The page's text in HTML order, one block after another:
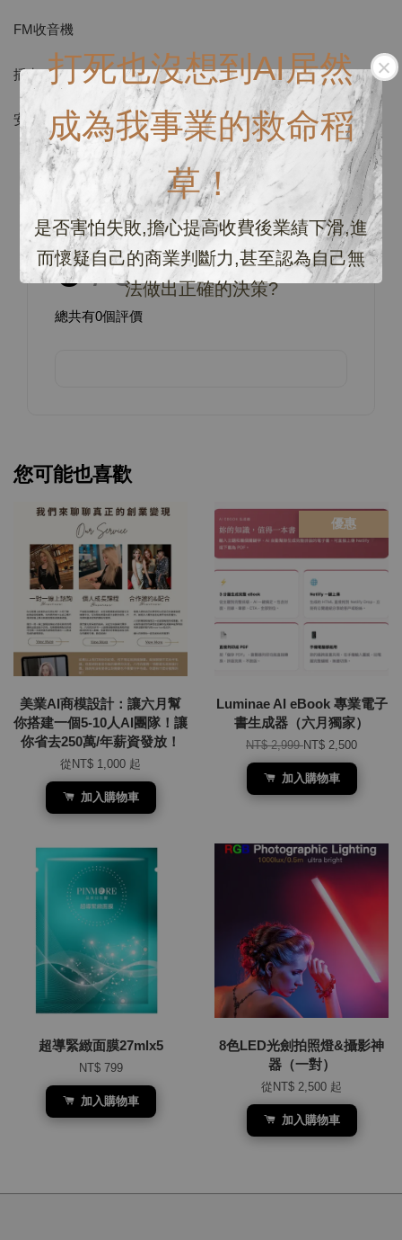
打死也沒想到AI居然
成為我事業的救命稻
草！
是否害怕失敗,擔心提高收費後業績下滑,進
而懷疑自己的商業判斷力,甚至認為自己無
法做出正確的決策?
FM收音機
插卡
安卓蘋果都可連接！只要有藍牙設備就可馬上享受音樂！
商品評價
0/ 5
總共有0個評價
您可能也喜歡
美業AI商模設計：讓六月幫
你搭建一個5-10人AI團隊！讓
你省去250萬/年薪資發放！
從 NT$ 1,000 起
加入購物車
優惠
Luminae AI eBook 專業電子
書生成器（六月獨家）
NT$ 2,999NT$ 2,500
加入購物車
超導緊緻面膜27mlx5
NT$ 799
加入購物車
8色LED光劍拍照燈&攝影神
器（一對）
從 NT$ 2,500 起
加入購物車